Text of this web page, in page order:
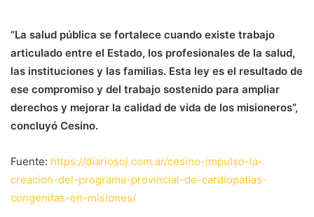
“La salud pública se fortalece cuando existe trabajo
articulado entre el Estado, los profesionales de la salud,
las instituciones y las familias. Esta ley es el resultado de
ese compromiso y del trabajo sostenido para ampliar
derechos y mejorar la calidad de vida de los misioneros”,
concluyó Cesino.
Fuente: https://diariosol.com.ar/cesino-impulso-la-
creacion-del-programa-provincial-de-cardiopatias-
congenitas-en-misiones/